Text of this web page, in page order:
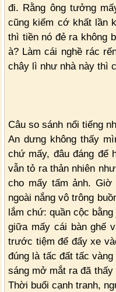
đi. Rằng ông tưởng
cũng kiếm cớ khất lần
thì tiền nó đẻ ra không
à? Làm cái nghề rác
chây lì như nhà này thì
Câu so sánh nổi tiếng
An dưng không thấy
chứ mấy, đâu đáng để
vẫn tỏ ra thản nhiên
cho mấy tấm ảnh.
ngoài nắng vô trông
lắm chứ: quần cộc
giữa mấy cái bàn ghế
trước tiệm để đẩy xe
đúng là tấc đất tấc
sáng mở mắt ra đã
Thời buổi cạnh tranh,